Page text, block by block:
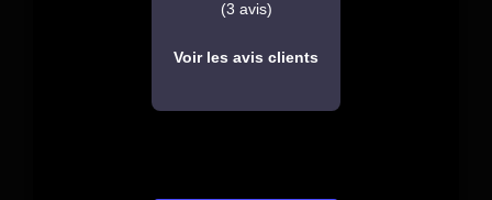
(3 avis)
Voir les avis clients